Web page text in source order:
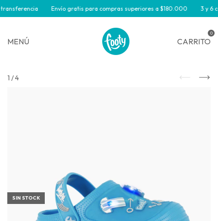
Envío gratis para compras superiores a $180.000 3 y 6
MENÚ CARRITO
0
1 /4
SIN STOCK